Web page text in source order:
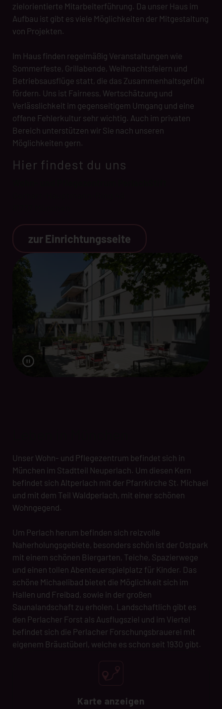
zielorientierte Mitarbeiterführung. Da unser Haus im
Aufbau ist gibt es viele Möglichkeiten der Mitgestaltung
von Projekten.
Im Haus finden regelmäßig Veranstaltungen wie
Sommerfeste, Grillabende, Weihnachtsfeiern und
Betriebsausflüge statt, die das Zusammenhaltsgefühl
fördern. Uns ist Fairness, Wertschätzung und
Verlässlichkeit im gegenseitigem Umgang und eine
offene Fehlerkultur sehr wichtig. Auch im privaten
Bereich unterstützen wir Sie nach unseren
Möglichkeiten gern.
Hier findest du uns
zur Einrichtungsseite
Unser Wohn- und Pflegezentrum befindet sich in
München im Stadtteil Neuperlach. Um diesen Kern
befindet sich Altperlach mit der Pfarrkirche St. Michael
und mit dem Teil Waldperlach, mit einer schönen
Wohngegend.
Um Perlach herum befinden sich reizvolle
Naherholungsgebiete, besonders schön ist der Ostpark
mit einem schönen Biergarten, Teiche, Spazierwege
und einen tollen Abenteuerspielplatz für Kinder. Das
schöne Michaelibad bietet die Möglichkeit sich im
Hallen und Freibad, sowie in der großen
Saunalandschaft zu erholen. Landschaftlich gibt es
den Perlacher Forst als Ausflugsziel und im Viertel
befindet sich die Perlacher Forschungsbrauerei mit
eigenem Bräustüberl, welche es schon seit 1930 gibt.
Karte anzeigen